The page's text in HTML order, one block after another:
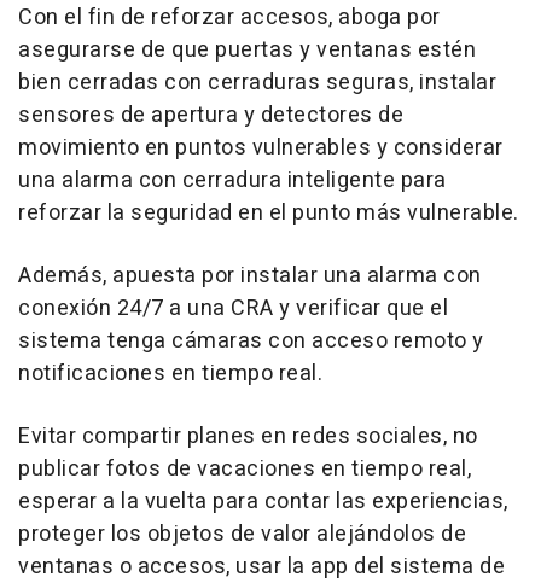
Con el fin de reforzar accesos, aboga por
asegurarse de que puertas y ventanas estén
bien cerradas con cerraduras seguras, instalar
sensores de apertura y detectores de
movimiento en puntos vulnerables y considerar
una alarma con cerradura inteligente para
reforzar la seguridad en el punto más vulnerable.
Además, apuesta por instalar una alarma con
conexión 24/7 a una CRA y verificar que el
sistema tenga cámaras con acceso remoto y
notificaciones en tiempo real.
Evitar compartir planes en redes sociales, no
publicar fotos de vacaciones en tiempo real,
esperar a la vuelta para contar las experiencias,
proteger los objetos de valor alejándolos de
ventanas o accesos, usar la app del sistema de